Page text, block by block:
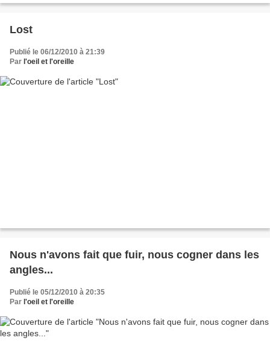
Lost
Publié le 06/12/2010 à 21:39
Par l'oeil et l'oreille
Nous n'avons fait que fuir, nous cogner dans les
angles...
Publié le 05/12/2010 à 20:35
Par l'oeil et l'oreille